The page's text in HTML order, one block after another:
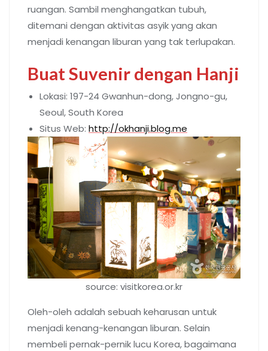
ruangan. Sambil menghangatkan tubuh,
ditemani dengan aktivitas asyik yang akan
menjadi kenangan liburan yang tak terlupakan.
Buat Suvenir dengan Hanji
Lokasi: 197-24 Gwanhun-dong, Jongno-gu,
Seoul, South Korea
Situs Web: http://okhanji.blog.me
source: visitkorea.or.kr
Oleh-oleh adalah sebuah keharusan untuk
menjadi kenang-kenangan liburan. Selain
membeli pernak-pernik lucu Korea, bagaimana